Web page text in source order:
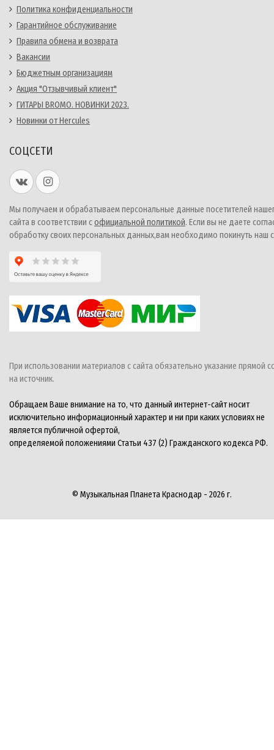
Политика конфиденциальности
Гарантийное обслуживание
Правила обмена и возврата
Вакансии
Бюджетным организациям
Акция "Отзывчивый клиент"
ГИТАРЫ BROMO. НОВИНКИ 2023.
Новинки от Hercules
СОЦСЕТИ
Мы получаем и обрабатываем персональные данные посетителей
сайта в соответствии софициальной политикой. Если вы не даете
обработку своих персональных данных,вам необходимо покинуть наш
При использовании материалов с сайта обязательно указание прямой
на источник.
Обращаем Ваше внимание на то, что данный интернет-сайт носит
исключительно информационный характер и ни при каких условиях не
является публичной офертой,
определяемой положениями Статьи 437 (2) Гражданского кодекса РФ.
© Музыкальная Планета Краснодар - 2026 г.